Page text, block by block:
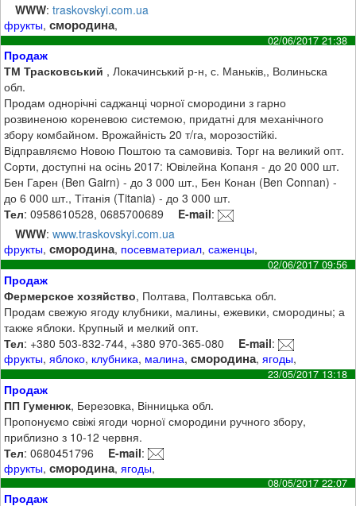
WWW:traskovskyi.com.ua
фрукты,смородина,
02/06/2017 21:38
Продаж
ТМ Трасковський , Локачинський р-н, с. Маньків,, Волиньска
обл.
Продам однорічні саджанці чорної смородини з гарно
розвиненою кореневою системою, придатні для механічного
збору комбайном. Врожайність 20 т/га, морозостійкі.
Відправляємо Новою Поштою та самовивіз. Торг на великий опт.
Сорти, доступні на осінь 2017: Ювілейна Копаня - до 20 000 шт.
Бен Гарен (Ben Gairn) - до 3 000 шт., Бен Конан (Ben Connan) -
до 6 000 шт., Тітанія (Titania) - до 3 000 шт.
Тел: 0958610528, 0685700689 E-mail:
WWW:www.traskovskyi.com.ua
фрукты,смородина, посевматериал,саженцы,
02/06/2017 09:56
Продаж
Фермерское хозяйство, Полтава, Полтавська обл.
Продам свежую ягоду клубники, малины, ежевики, смородины; а
также яблоки. Крупный и мелкий опт.
Тел: +380 503-832-744, +380 970-365-080 E-mail:
фрукты,яблоко, клубника, малина,смородина,ягоды,
23/05/2017 13:18
Продаж
ПП Гуменюк, Березовка, Вінницька обл.
Пропонуємо свіжі ягоди чорної смородини ручного збору,
приблизно з 10-12 червня.
Тел: 0680451796 E-mail:
фрукты,смородина,ягоды,
08/05/2017 22:07
Продаж